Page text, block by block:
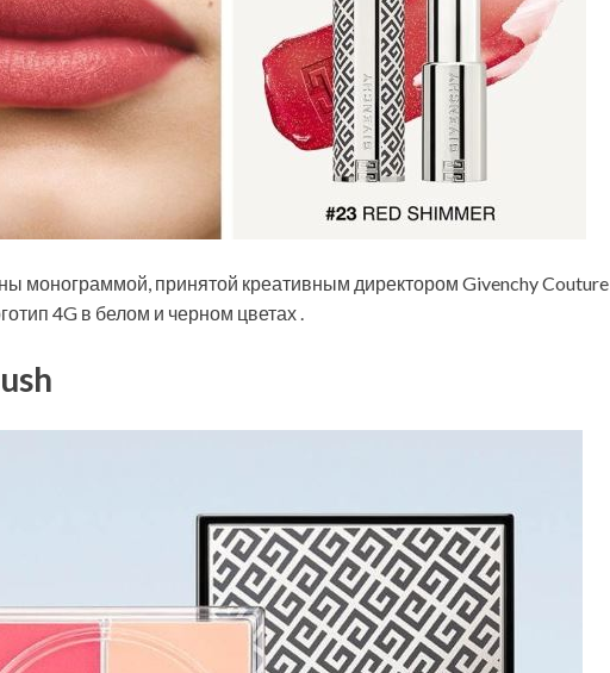
монограммой, принятой креативным директором Givenchy Couture
4G в белом и черном цветах .